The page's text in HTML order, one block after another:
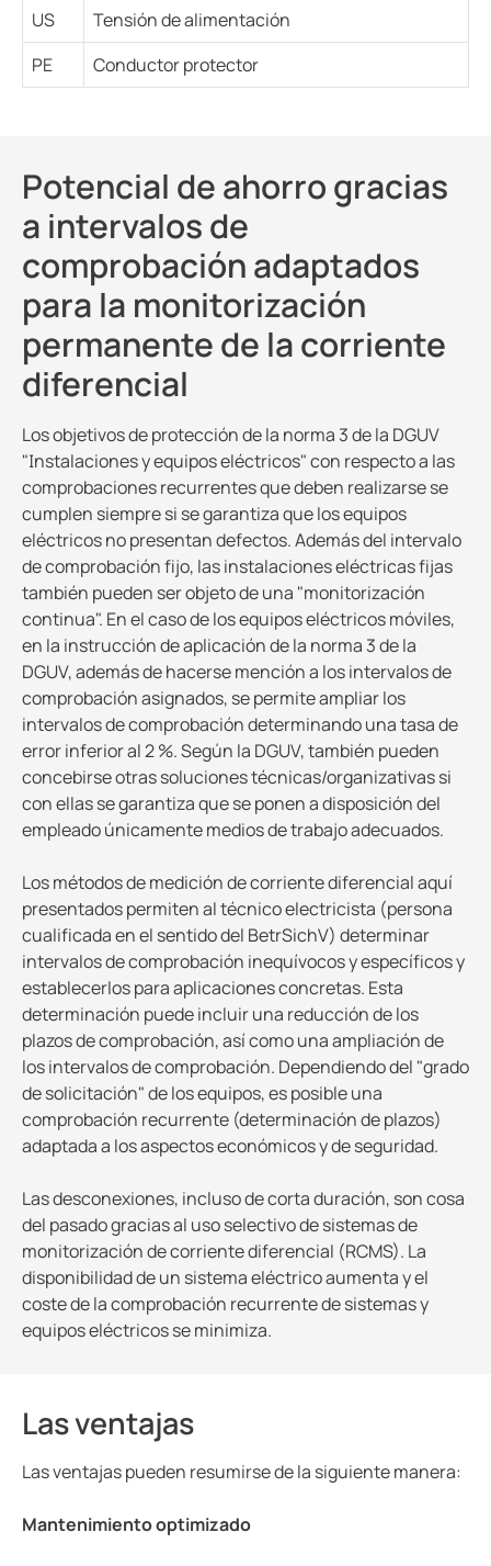
US
Tensión de alimentación
PE
Conductor protector
Potencial de ahorro gracias
a intervalos de
comprobación adaptados
para la monitorización
permanente de la corriente
diferencial
Los objetivos de protección de la norma 3 de la DGUV
"Instalaciones y equipos eléctricos" con respecto a las
comprobaciones recurrentes que deben realizarse se
cumplen siempre si se garantiza que los equipos
eléctricos no presentan defectos. Además del intervalo
de comprobación fijo, las instalaciones eléctricas fijas
también pueden ser objeto de una "monitorización
continua". En el caso de los equipos eléctricos móviles,
en la instrucción de aplicación de la norma 3 de la
DGUV, además de hacerse mención a los intervalos de
comprobación asignados, se permite ampliar los
intervalos de comprobación determinando una tasa de
error inferior al 2 %. Según la DGUV, también pueden
concebirse otras soluciones técnicas/organizativas si
con ellas se garantiza que se ponen a disposición del
empleado únicamente medios de trabajo adecuados.
Los métodos de medición de corriente diferencial aquí
presentados permiten al técnico electricista (persona
cualificada en el sentido del BetrSichV) determinar
intervalos de comprobación inequívocos y específicos y
establecerlos para aplicaciones concretas. Esta
determinación puede incluir una reducción de los
plazos de comprobación, así como una ampliación de
los intervalos de comprobación. Dependiendo del "grado
de solicitación" de los equipos, es posible una
comprobación recurrente (determinación de plazos)
adaptada a los aspectos económicos y de seguridad.
Las desconexiones, incluso de corta duración, son cosa
del pasado gracias al uso selectivo de sistemas de
monitorización de corriente diferencial (RCMS). La
disponibilidad de un sistema eléctrico aumenta y el
coste de la comprobación recurrente de sistemas y
equipos eléctricos se minimiza.
Las ventajas
Las ventajas pueden resumirse de la siguiente manera:
Mantenimiento optimizado